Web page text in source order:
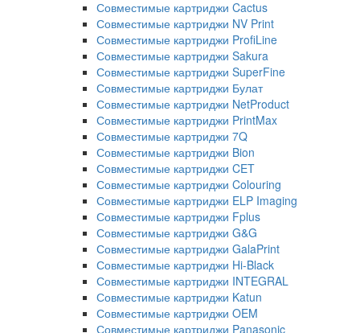
Совместимые картриджи Cactus
Совместимые картриджи NV Print
Совместимые картриджи ProfiLine
Совместимые картриджи Sakura
Совместимые картриджи SuperFine
Совместимые картриджи Булат
Совместимые картриджи NetProduct
Совместимые картриджи PrintMax
Совместимые картриджи 7Q
Совместимые картриджи Bion
Совместимые картриджи CET
Совместимые картриджи Colouring
Совместимые картриджи ELP Imaging
Совместимые картриджи Fplus
Совместимые картриджи G&G
Совместимые картриджи GalaPrint
Совместимые картриджи Hi-Black
Совместимые картриджи INTEGRAL
Совместимые картриджи Katun
Совместимые картриджи OEM
Совместимые картриджи Panasonic